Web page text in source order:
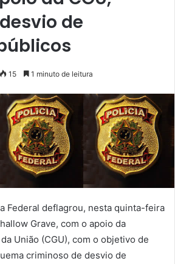
de
15 1 minuto de leitura
Federal deflagrou, nesta quinta-feira
Grave, com o apoio da
União (CGU), com o objetivo de
criminoso de desvio de